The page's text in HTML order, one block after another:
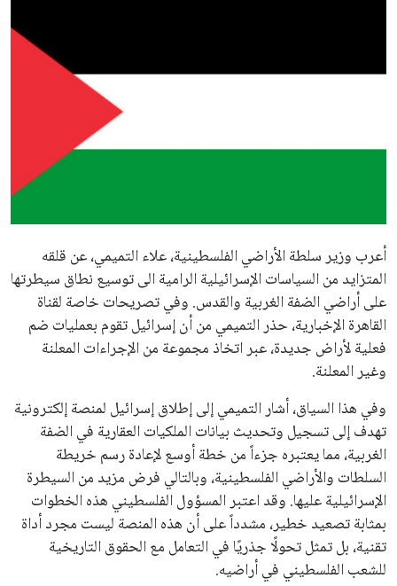
علوم وتكنولوجيا
محافظات
أعرب وزير سلطة الأراضي الفلسطينية، علاء التميمي، عن قلقه
المتزايد من السياسات الإسرائيلية الرامية الى توسيع نطاق سيطرتها
على أراضي الضفة الغربية والقدس. وفي تصريحات خاصة لقناة
القاهرة الإخبارية، حذر التميمي من أن إسرائيل تقوم بعمليات ضم
فعلية لأراض جديدة، عبر اتخاذ مجموعة من الإجراءات المعلنة
وغير المعلنة.
وفي هذا السياق، أشار التميمي إلى إطلاق إسرائيل لمنصة إلكترونية
تهدف إلى تسجيل وتحديث بيانات الملكيات العقارية في الضفة
الغربية، مما يعتبره جزءاً من خطة أوسع لإعادة رسم خريطة
السلطات والأراضي الفلسطينية، وبالتالي فرض مزيد من السيطرة
الإسرائيلية عليها. وقد اعتبر المسؤول الفلسطيني هذه الخطوات
بمثابة تصعيد خطير، مشدداً على أن هذه المنصة ليست مجرد أداة
تقنية، بل تمثل تحولًا جذريًا في التعامل مع الحقوق التاريخية
للشعب الفلسطيني في أراضيه.